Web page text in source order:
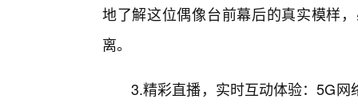
地了解这位偶像台前幕后的真实模样
离。
3.精彩直播，实时互动体验：5G